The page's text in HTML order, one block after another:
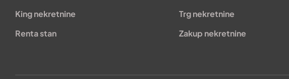
King nekretnine
Trg nekretnine
Renta stan
Zakup nekretnine